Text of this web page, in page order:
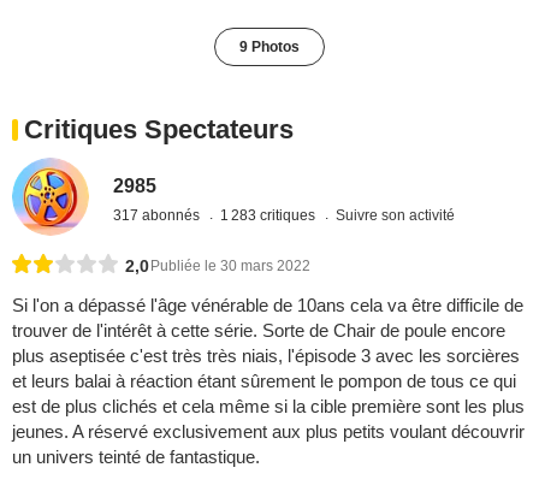
9 Photos
Critiques Spectateurs
2985
317 abonnés 1 283 critiques Suivre son activité
2,0Publiée le 30 mars 2022
Si l'on a dépassé l'âge vénérable de 10ans cela va être difficile de
trouver de l'intérêt à cette série. Sorte de Chair de poule encore
plus aseptisée c'est très très niais, l'épisode 3 avec les sorcières
et leurs balai à réaction étant sûrement le pompon de tous ce qui
est de plus clichés et cela même si la cible première sont les plus
jeunes. A réservé exclusivement aux plus petits voulant découvrir
un univers teinté de fantastique.